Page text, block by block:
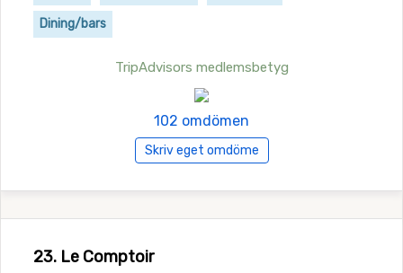
Dining/bars
TripAdvisors medlemsbetyg
102 omdömen
Skriv eget omdöme
23. Le Comptoir